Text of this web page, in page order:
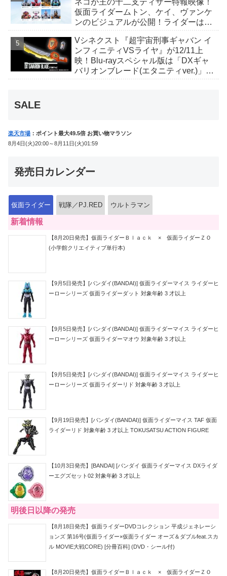
ネコが王の十二支ティザー特報映像！
仮面ライダームトン、ケイ、ヴァンケ
ンのビジュアルが公開！ライダーは子
Vシネクスト『超宇宙刑事ギャバン イ
ンフィニティVSライヤ』が12/11上
映！Blu-rayスペシャル版は「DXギャ
バリオンブレード(エタニティver.)」
SALE
楽天市場 ：ポイント最大49.5倍 お買い物マラソン
8月4日(火)20:00～8月11日(火)01:59
発売日カレンダー
仮面ライダー 戦隊／PJ.RED ウルトラマン
新着情報
【8月20日発売】仮面ライダーＢｌａｃｋ × 仮面ライダーＺＯ
(小学館クリエイティブ単行本)
【9月5日発売】[バンダイ(BANDAI)] 仮面ライダーマイス ライダーヒ
ーローシリーズ 仮面ライダーダット 対象年齢 3 才以上
【9月5日発売】[バンダイ(BANDAI)] 仮面ライダーマイス ライダーヒ
ーローシリーズ 仮面ライダーマオウ 対象年齢 3 才以上
【9月5日発売】[バンダイ(BANDAI)] 仮面ライダーマイス ライダーヒ
ーローシリーズ 仮面ライダーリド 対象年齢 3 才以上
【9月19日発売】[バンダイ(BANDAI)] 仮面ライダーマイス TAF 仮面
ライダーリド 対象年齢 3 才以上 TOKUSATSU ACTION FIGURE
【10月3日発売】[BANDAI] [バンダイ 仮面ライダーマイス DXライダ
ーエグズセット02 対象年齢 3 才以上
明後日以降の発売
【8月18日発売】仮面ライダーDVDコレクション 平成ジェネレーシ
ョンズ 第16号(仮面ライダー×仮面ライダー オーズ＆ダブルfeat.スカ
ル MOVIE大戦CORE) [分冊百科] (DVD・シール付)
【8月20日発売】仮面ライダーＢｌａｃｋ × 仮面ライダーＺＯ